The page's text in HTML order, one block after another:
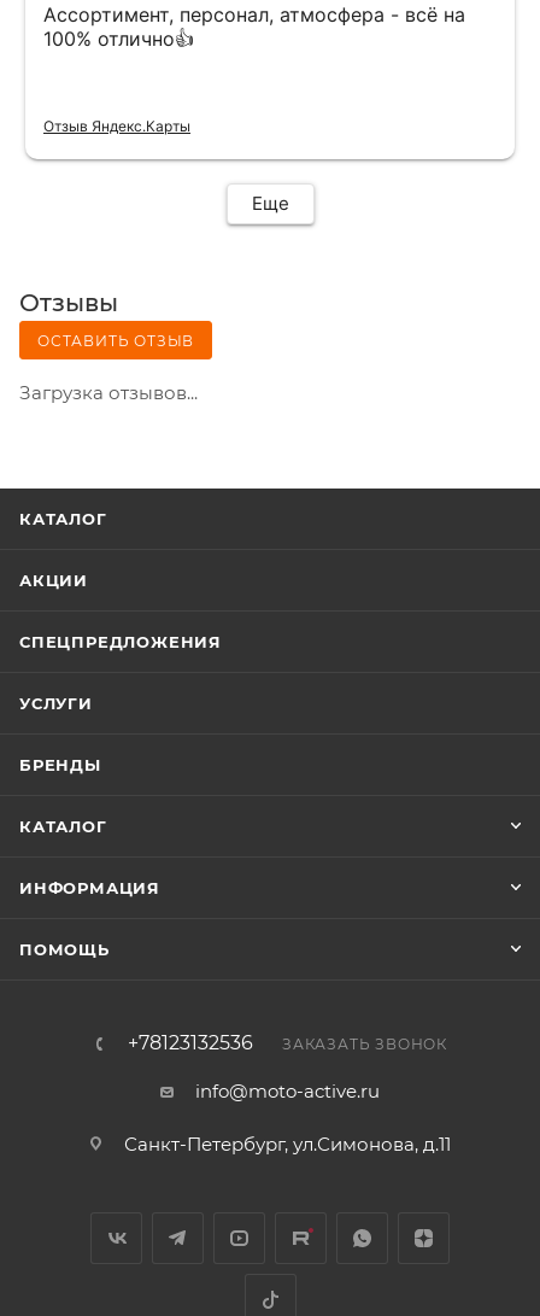
Ассортимент, персонал, атмосфера - всё на
100% отлично👍
Отзыв Яндекс.Карты
Еще
Отзывы
ОСТАВИТЬ ОТЗЫВ
Загрузка отзывов...
КАТАЛОГ
АКЦИИ
СПЕЦПРЕДЛОЖЕНИЯ
УСЛУГИ
БРЕНДЫ
КАТАЛОГ
ИНФОРМАЦИЯ
ПОМОЩЬ
+78123132536 ЗАКАЗАТЬ ЗВОНОК
info@moto-active.ru
Санкт-Петербург, ул.Симонова, д.11